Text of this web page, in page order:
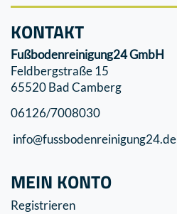
KONTAKT
Fußbodenreinigung24 GmbH
Feldbergstraße 15
65520 Bad Camberg
06126/7008030
info@fussbodenreinigung24.de
MEIN KONTO
Registrieren